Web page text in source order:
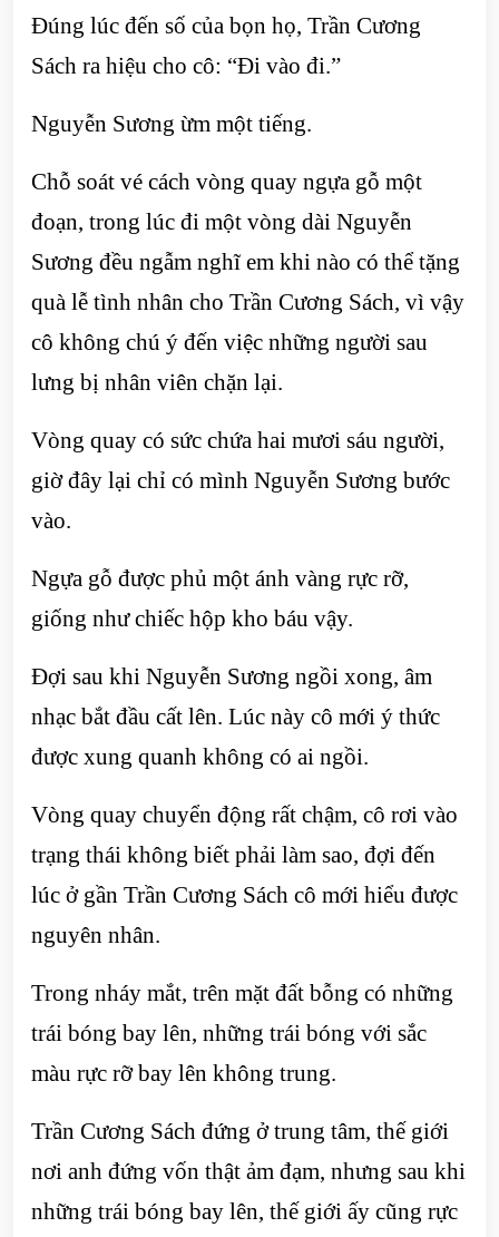
Đúng lúc đến số của bọn họ, Trần Cương
Sách ra hiệu cho cô: “Đi vào đi.”
Nguyễn Sương ừm một tiếng.
Chỗ soát vé cách vòng quay ngựa gỗ một
đoạn, trong lúc đi một vòng dài Nguyễn
Sương đều ngẫm nghĩ em khi nào có thể tặng
quà lễ tình nhân cho Trần Cương Sách, vì vậy
cô không chú ý đến việc những người sau
lưng bị nhân viên chặn lại.
Vòng quay có sức chứa hai mươi sáu người,
giờ đây lại chỉ có mình Nguyễn Sương bước
vào.
Ngựa gỗ được phủ một ánh vàng rực rỡ,
giống như chiếc hộp kho báu vậy.
Đợi sau khi Nguyễn Sương ngồi xong, âm
nhạc bắt đầu cất lên. Lúc này cô mới ý thức
được xung quanh không có ai ngồi.
Vòng quay chuyển động rất chậm, cô rơi vào
trạng thái không biết phải làm sao, đợi đến
lúc ở gần Trần Cương Sách cô mới hiểu được
nguyên nhân.
Trong nháy mắt, trên mặt đất bỗng có những
trái bóng bay lên, những trái bóng với sắc
màu rực rỡ bay lên không trung.
Trần Cương Sách đứng ở trung tâm, thế giới
nơi anh đứng vốn thật ảm đạm, nhưng sau khi
những trái bóng bay lên, thế giới ấy cũng rực